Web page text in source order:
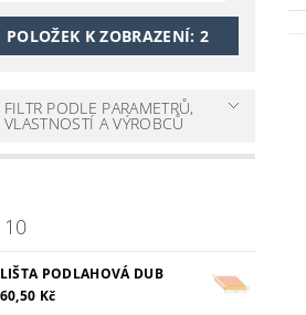
POLOŽEK K ZOBRAZENÍ: 2
FILTR PODLE PARAMETRŮ,
VLASTNOSTÍ A VÝROBCŮ
10
LIŠTA PODLAHOVÁ DUB
60,50 Kč